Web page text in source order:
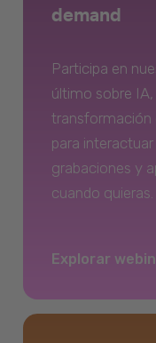
demand
Participa en
último sobre
transformación
para
grabaciones y
cuando quieras.
Explorar